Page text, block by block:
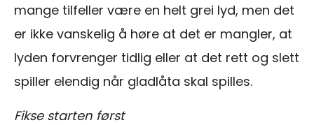
mange tilfeller være en helt grei lyd, men det
er ikke vanskelig å høre at det er mangler, at
lyden forvrenger tidlig eller at det rett og slett
spiller elendig når gladlåta skal spilles.
Fikse starten først